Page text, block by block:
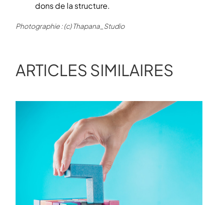
dons de la structure.
Photographie : (c) Thapana_Studio
ARTICLES SIMILAIRES